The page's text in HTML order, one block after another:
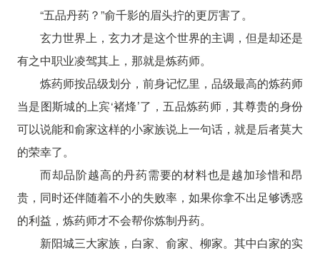
“五品丹药？”俞千影的眉头拧的更厉害了。
玄力世界上，玄力才是这个世界的主调，但是却还是
有之中职业凌驾其上，那就是炼药师。
炼药师按品级划分，前身记忆里，品级最高的炼药师
当是图斯城的上宾‘褚烽’了，五品炼药师，其尊贵的身份
可以说能和俞家这样的小家族说上一句话，就是后者莫大
的荣幸了。
而却品阶越高的丹药需要的材料也是越加珍惜和昂
贵，同时还伴随着不小的失败率，如果你拿不出足够诱惑
的利益，炼药师才不会帮你炼制丹药。
新阳城三大家族，白家、俞家、柳家。其中白家的实